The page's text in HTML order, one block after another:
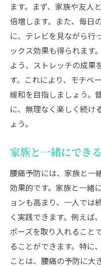
ます。まず、家族や友人
倍増します。また、毎日
に、テレビを見ながら行
ックス効果も得られます
よう、ストレッチの成果
す。これにより、モチベ
緩和を目指しましょう。
に、無理なく楽しく続け
ょう。
家族と一緒にでき
腰痛予防には、家族と一
効果的です。家族と一緒
ョンも高まり、一人では
く実践できます。例えば
ポーズを取り入れること
ることができます。特に
ことは、腰痛の予防に大